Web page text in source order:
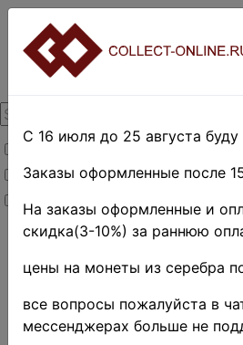
Товары со скидкой
Товары в наличии
Новинки
С 16 июля до 25 августа буду
Заказы оформленные после
На заказы оформленные и
скидка(3-10%) за раннюю
цены на монеты из серебра
все вопросы пожалуйста в
мессенджерах больше не